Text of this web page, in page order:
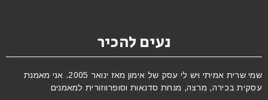
נעים להכיר
שמי שרית אמיתי ויש לי עסק של אימון מאז ינואר 2005. אני מאמנת
עסקית בכירה, מרצה, מנחת סדנאות וסופרווזורית למאמנים